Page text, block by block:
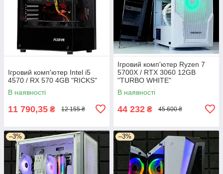
Ігровий комп'ютер Intel i5
4570 / RX 570 4GB "RICKS"
В наявності
11 790,35 ₴ 12 155 ₴
Ігровий комп'ютер Ryzen 7
5700X / RTX 3060 12GB
"TURBO WHITE"
В наявності
44 232 ₴ 45 600 ₴
–3% –3%